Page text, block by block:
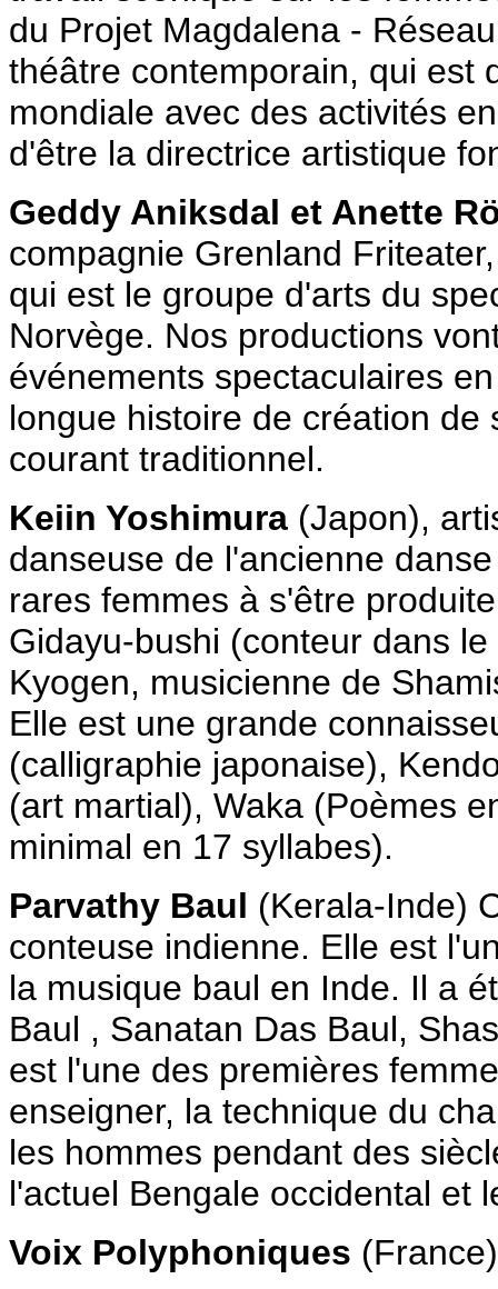
du Projet Magdalena -
théâtre contemporain, qui est
mondiale avec des activités
d'être la directrice artistique
Geddy Aniksdal et Anette
compagnie Grenland
qui est le groupe d'arts du
Norvège. Nos productions
événements spectaculaires
longue histoire de création
courant traditionnel.
Keiin Yoshimura (Japon),
danseuse de l'ancienne
rares femmes à s'être
Gidayu-bushi (conteur dans
Kyogen, musicienne de
Elle est une grande
(calligraphie japonaise),
(art martial), Waka (Poèmes
minimal en 17 syllabes).
Parvathy Baul (Kerala-Inde)
conteuse indienne. Elle est
la musique baul en Inde. Il a
Baul , Sanatan Das Baul,
est l'une des premières
enseigner, la technique du
les hommes pendant des
l'actuel Bengale occidental et
Voix Polyphoniques